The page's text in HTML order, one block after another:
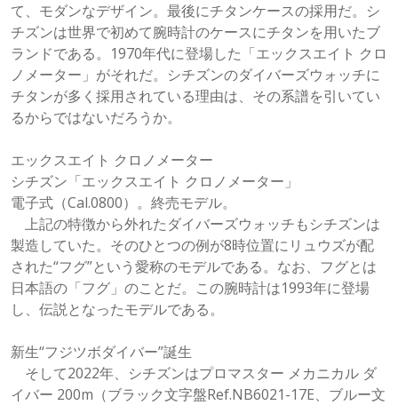
て、モダンなデザイン。最後にチタンケースの採用だ。シ
チズンは世界で初めて腕時計のケースにチタンを用いたブ
ランドである。1970年代に登場した「エックスエイト クロ
ノメーター」がそれだ。シチズンのダイバーズウォッチに
チタンが多く採用されている理由は、その系譜を引いてい
るからではないだろうか。
エックスエイト クロノメーター
シチズン「エックスエイト クロノメーター」
電子式（Cal.0800）。終売モデル。
上記の特徴から外れたダイバーズウォッチもシチズンは
製造していた。そのひとつの例が8時位置にリュウズが配
された“フグ”という愛称のモデルである。なお、フグとは
日本語の「フグ」のことだ。この腕時計は1993年に登場
し、伝説となったモデルである。
新生“フジツボダイバー”誕生
そして2022年、シチズンはプロマスター メカニカル ダ
イバー 200m（ブラック文字盤Ref.NB6021-17E、ブルー文